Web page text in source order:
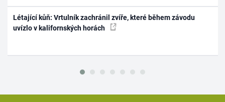
Létající kůň: Vrtulník zachránil zvíře, které během závodu
uvízlo v kalifornských horách